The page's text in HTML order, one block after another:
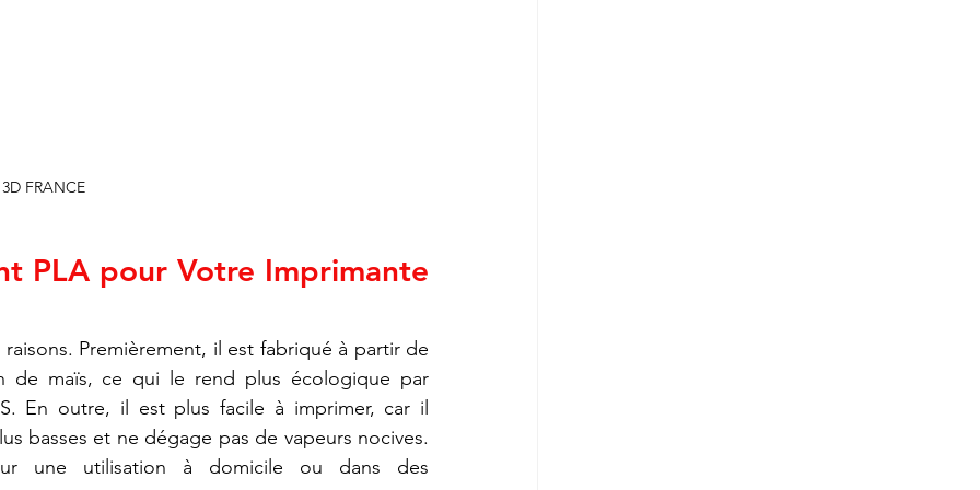
FRANCE
PLA pour Votre Imprimante
Premièrement, il est fabriqué à partir de
de maïs, ce qui le rend plus écologique par
En outre, il est plus facile à imprimer, car il
basses et ne dégage pas de vapeurs nocives.
une utilisation à domicile ou dans des